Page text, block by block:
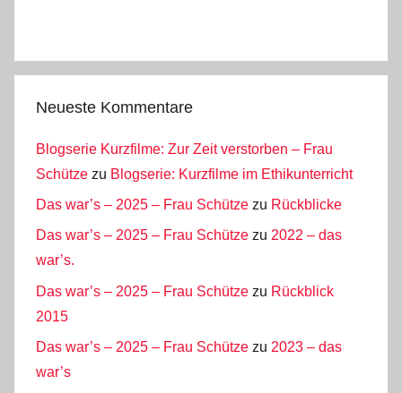
Neueste Kommentare
Blogserie Kurzfilme: Zur Zeit verstorben – Frau
Schütze zu Blogserie: Kurzfilme im Ethikunterricht
Das war’s – 2025 – Frau Schütze zu Rückblicke
Das war’s – 2025 – Frau Schütze zu 2022 – das
war’s.
Das war’s – 2025 – Frau Schütze zu Rückblick
2015
Das war’s – 2025 – Frau Schütze zu 2023 – das
war’s